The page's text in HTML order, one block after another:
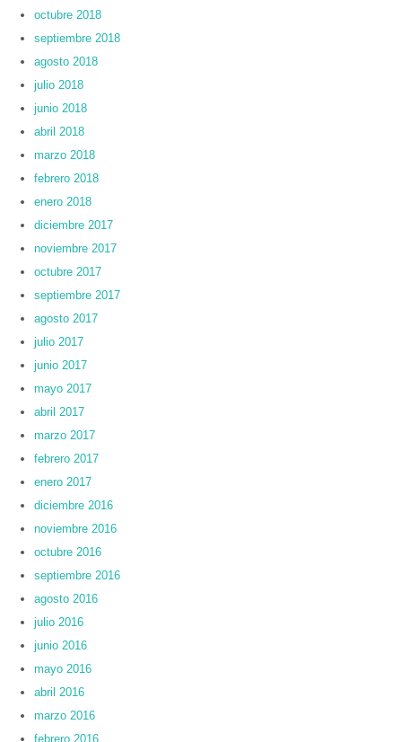
octubre 2018
septiembre 2018
agosto 2018
julio 2018
junio 2018
abril 2018
marzo 2018
febrero 2018
enero 2018
diciembre 2017
noviembre 2017
octubre 2017
septiembre 2017
agosto 2017
julio 2017
junio 2017
mayo 2017
abril 2017
marzo 2017
febrero 2017
enero 2017
diciembre 2016
noviembre 2016
octubre 2016
septiembre 2016
agosto 2016
julio 2016
junio 2016
mayo 2016
abril 2016
marzo 2016
febrero 2016